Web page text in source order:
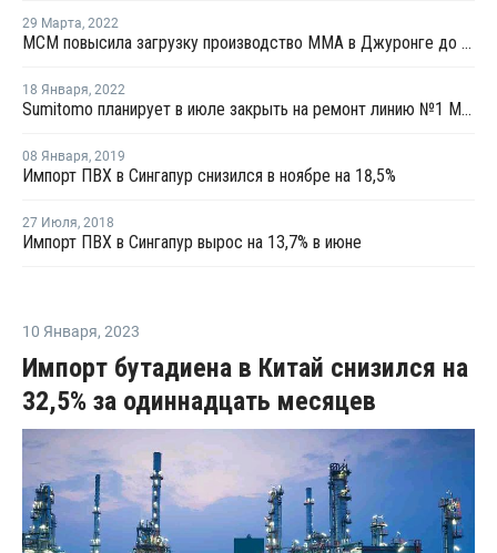
29 Марта, 2022
MCM повысила загрузку производство ММА в Джуронге до 70-80%
18 Января, 2022
Sumitomo планирует в июле закрыть на ремонт линию №1 ММА в Сингапуре
08 Января, 2019
Импорт ПВХ в Сингапур снизился в ноябре на 18,5%
27 Июля, 2018
Импорт ПВХ в Сингапур вырос на 13,7% в июне
10 Января, 2023
Импорт бутадиена в Китай снизился на
32,5% за одиннадцать месяцев